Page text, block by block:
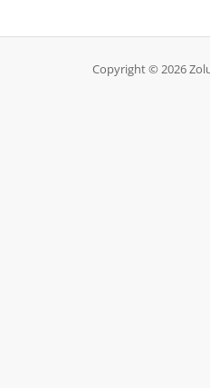
Copyright © 2026